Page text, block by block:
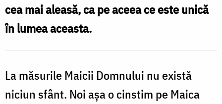
sfinților
/
Zamfirescu
cea mai aleasă, ca pe aceea ce este unică
în lumea aceasta.
La măsurile Maicii Domnului nu există
niciun sfânt. Noi așa o cinstim pe Maica